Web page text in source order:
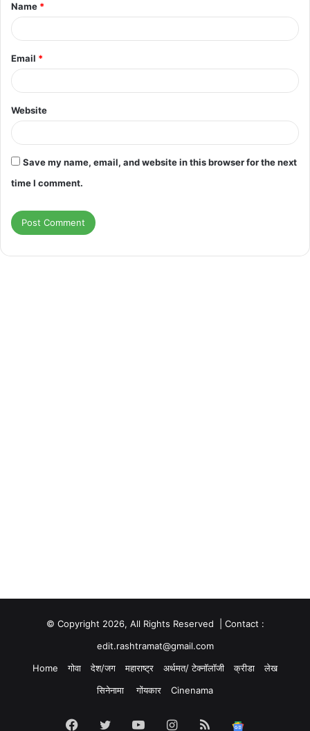
*
Name *
Email *
Website
Save my name, email, and website in this browser for the next
time I comment.
© Copyright 2026, All Rights Reserved | Contact :
edit.rashtramat@gmail.com
Home
गोवा देश/जग महाराष्ट्र अर्थमत/ टेक्नॉलॉजी क्रीडा
लेख
सिनेनामा
गोंयकार Cinenama
Facebook
TwitterYouTubeInstagram
RSS